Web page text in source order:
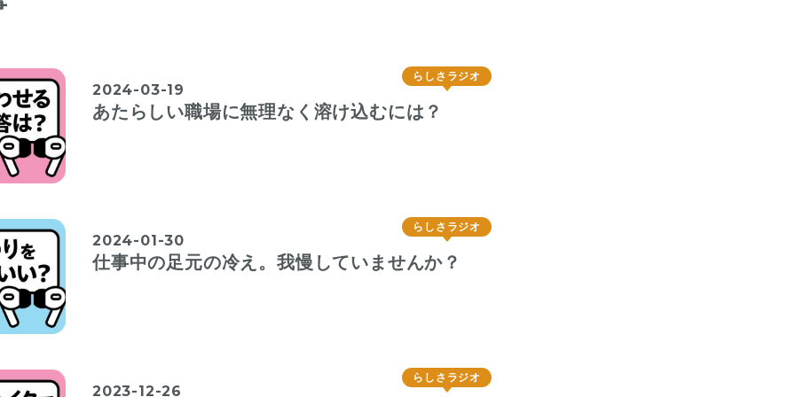
2024-03-19
あたらしい職場に無理なく溶け込むには？
らしさラジオ
2024-01-30
仕事中の足元の冷え。我慢していませんか？
らしさラジオ
2023-12-26
らしさラジオ